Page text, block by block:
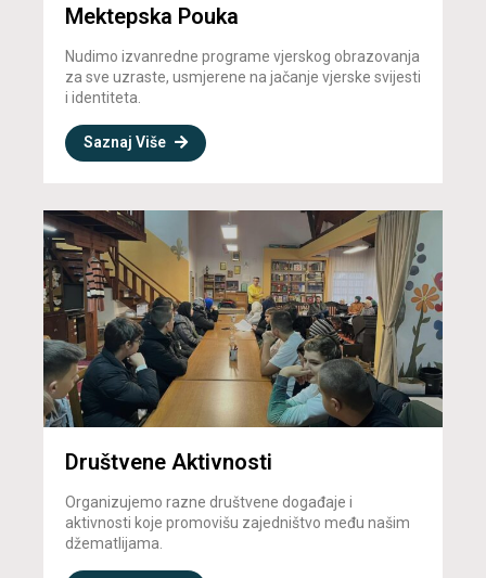
Mektepska Pouka
Nudimo izvanredne programe vjerskog obrazovanja
za sve uzraste, usmjerene na jačanje vjerske svijesti
i identiteta.
Saznaj Više
Društvene Aktivnosti
Organizujemo razne društvene događaje i
aktivnosti koje promovišu zajedništvo među našim
džematlijama.